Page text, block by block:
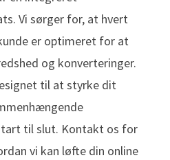
Vi sørger for, at hvert
er optimeret for at
og konverteringer.
til at styrke dit
til slut. Kontakt os for
vi kan løfte din online